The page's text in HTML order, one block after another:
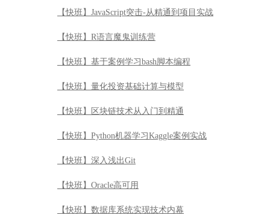
【快班】JavaScript突击-从精通到项目实战
【快班】R语言魔鬼训练营
【快班】基于案例学习bash脚本编程
【快班】量化投资基础计算与模型
【快班】区块链技术从入门到精通
【快班】Python机器学习Kaggle案例实战
【快班】深入浅出Git
【快班】Oracle高可用
【快班】数据库系统实现技术内幕